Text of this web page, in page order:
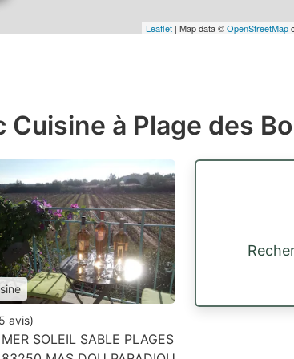
Leaflet | Map data ©OpenStreetMap
à Plage des
5 avis)
SOLEIL SABLE PLAGES